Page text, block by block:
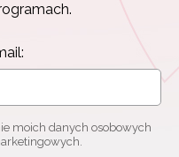
moich danych osobowych